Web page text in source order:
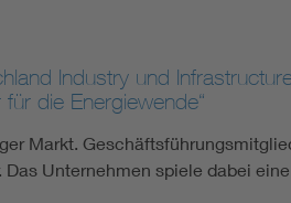
Industry und
die Energiewende“
Markt.
Unternehmen spiele dabei